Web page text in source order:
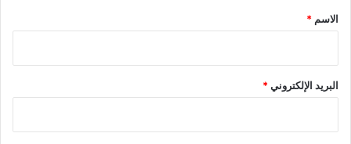
*
الاسم *
البريد الإلكتروني*